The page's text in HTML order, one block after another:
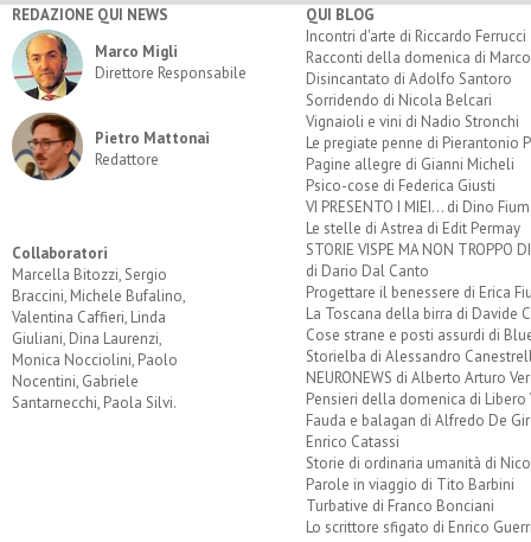
REDAZIONE QUI NEWS
Marco Migli
Direttore Responsabile
Pietro Mattonai
Redattore
Collaboratori
Marcella Bitozzi, Sergio
Braccini, Michele Bufalino,
Valentina Caffieri, Linda
Giuliani, Dina Laurenzi,
Monica Nocciolini, Paolo
Nocentini, Gabriele
Santarnecchi, Paola Silvi.
QUI BLOG
Incontri d'arte di Riccardo Ferrucci
Racconti della domenica di
Disincantato di Adolfo Santoro
Sorridendo di Nicola Belcari
Vignaioli e vini di Nadio Stronchi
Le pregiate penne di Pierantonio
Pagine allegre di Gianni Micheli
Psico-cose di Federica Giusti
VI PRESENTO I MIEI... di Dino
Le stelle di Astrea di Edit Permay
STORIE VISPE MA NON TROPPO
di Dario Dal Canto
Progettare il benessere di Erica
La Toscana della birra di Davide
Cose strane e posti assurdi di
Storielba di Alessandro
NEURONEWS di Alberto Arturo
Pensieri della domenica di Libero
Fauda e balagan di Alfredo De
Enrico Catassi
Storie di ordinaria umanità di
Parole in viaggio di Tito Barbini
Turbative di Franco Bonciani
Lo scrittore sfigato di Enrico